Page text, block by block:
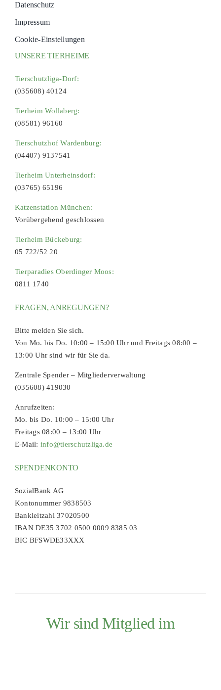
Datenschutz
Impressum
Cookie-Einstellungen
UNSERE TIERHEIME
Tierschutzliga-Dorf:
(035608) 40124
Tierheim Wollaberg:
(08581) 96160
Tierschutzhof Wardenburg:
(04407) 9137541
Tierheim Unterheinsdorf:
(03765) 65196
Katzenstation München:
Vorübergehend geschlossen
Tierheim Bückeburg:
05 722/52 20
Tierparadies Oberdinger Moos:
0811 1740
FRAGEN, ANREGUNGEN?
Bitte melden Sie sich.
Von Mo. bis Do. 10:00 – 15:00 Uhr und Freitags 08:00 –
13:00 Uhr sind wir für Sie da.
Zentrale Spender – Mitgliederverwaltung
(035608) 419030
Anrufzeiten:
Mo. bis Do. 10:00 – 15:00 Uhr
Freitags 08:00 – 13:00 Uhr
E-Mail: info@tierschutzliga.de
SPENDENKONTO
SozialBank AG
Kontonummer 9838503
Bankleitzahl 37020500
IBAN DE35 3702 0500 0009 8385 03
BIC BFSWDE33XXX
Wir sind Mitglied im